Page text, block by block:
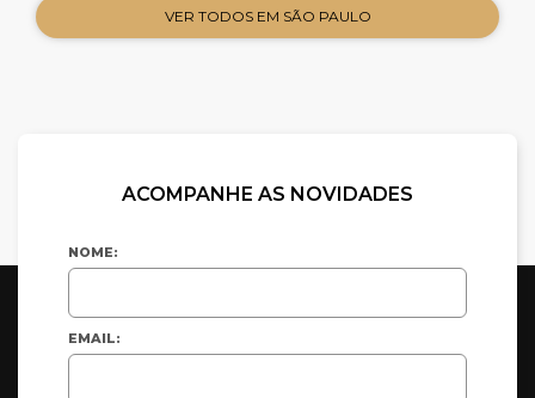
VER TODOS EM SÃO PAULO
ACOMPANHE AS NOVIDADES
NOME:
EMAIL: